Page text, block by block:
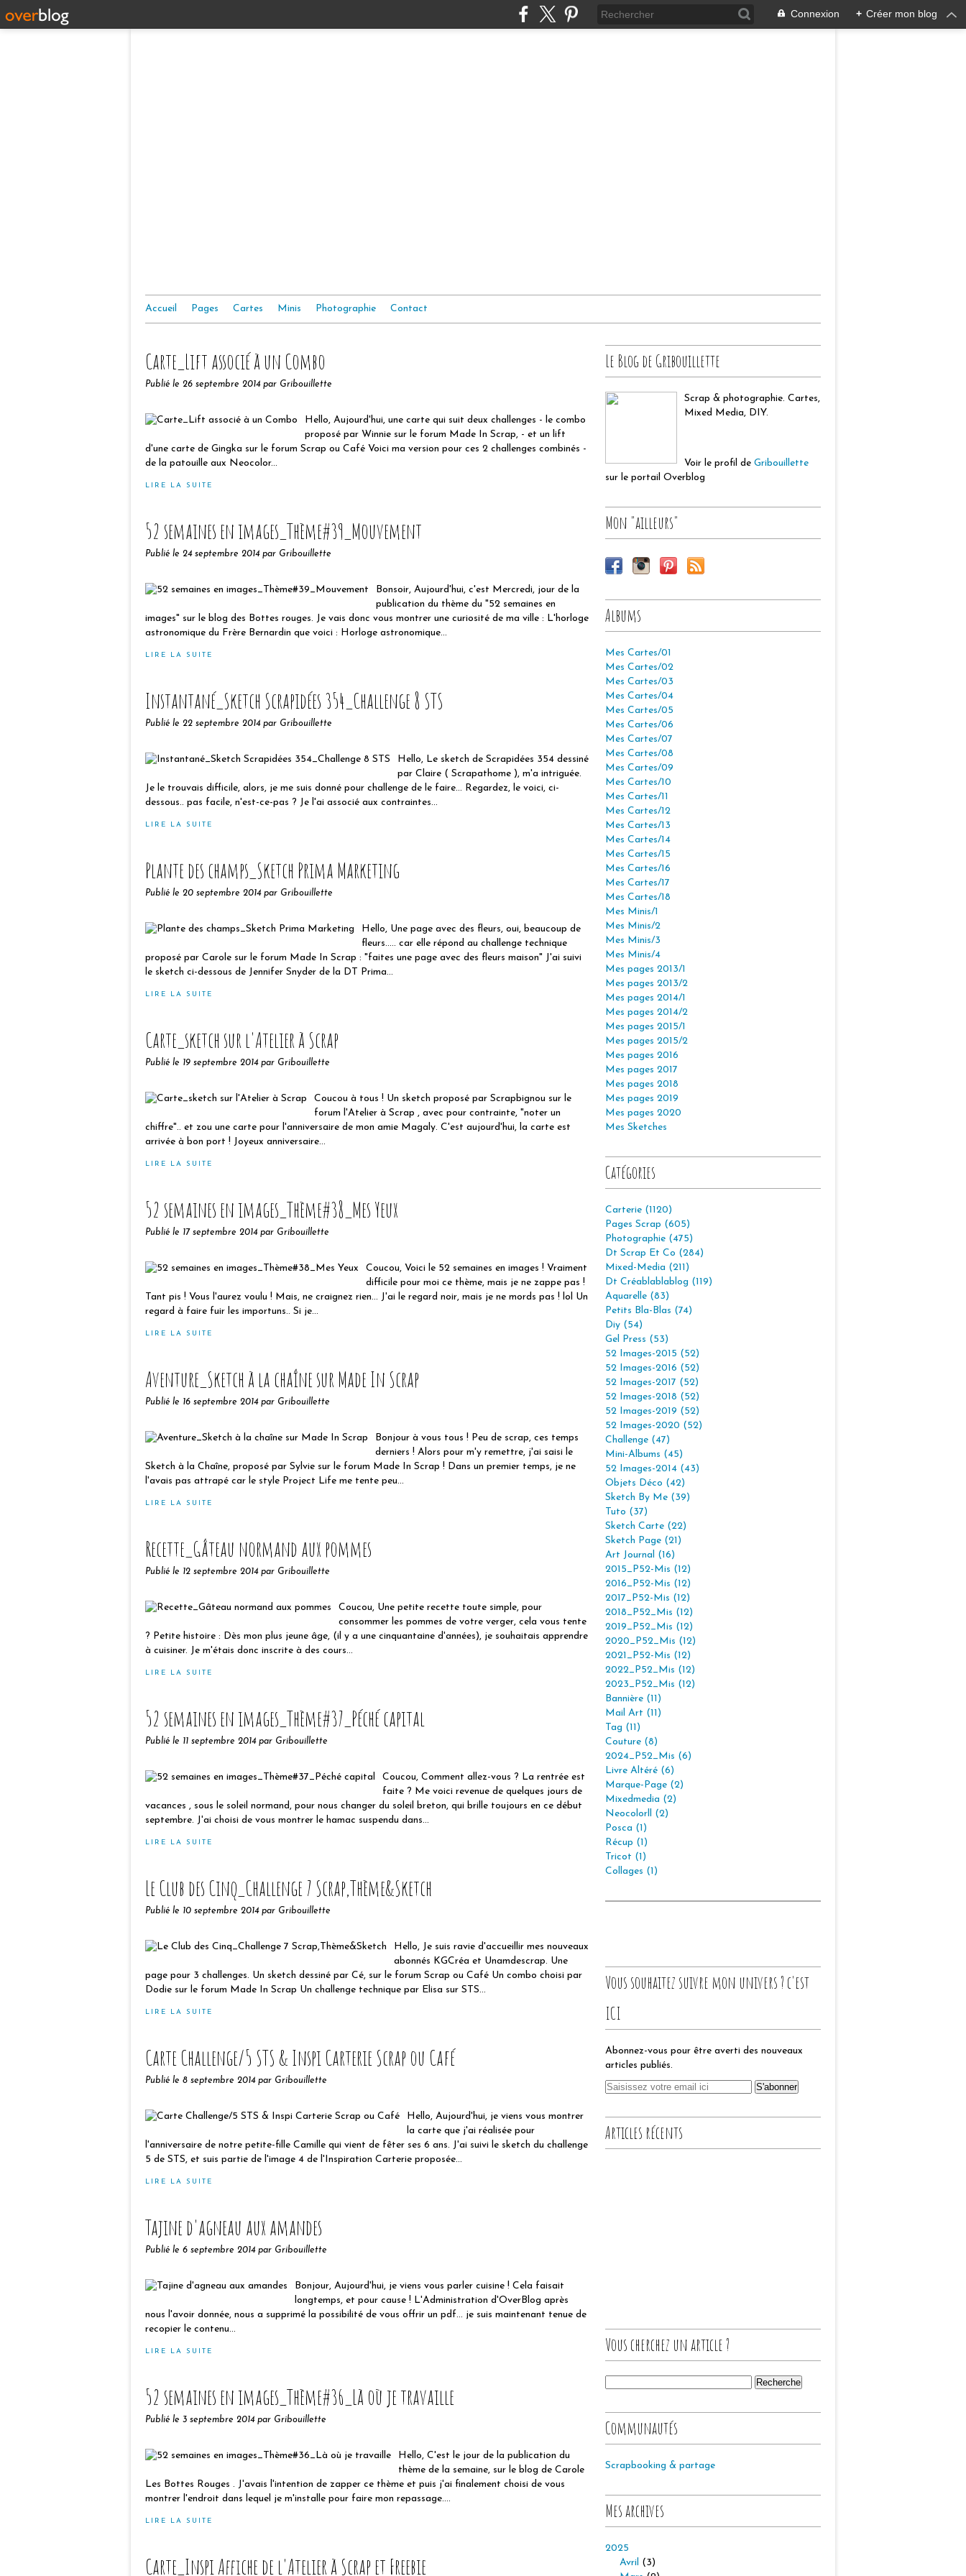
Connexion + Créer mon blog
Accueil Pages Cartes Minis Photographie Contact
Carte_Lift associé à un Combo
Publié le 26 septembre 2014 par Gribouillette
Hello, Aujourd'hui, une carte qui suit deux challenges - le combo
proposé par Winnie sur le forum Made In Scrap, - et un lift
d'une carte de Gingka sur le forum Scrap ou Café Voici ma version pour ces 2 challenges combinés -
de la patouille aux Neocolor...
LIRE LA SUITE
52 semaines en images_Thème#39_Mouvement
Publié le 24 septembre 2014 par Gribouillette
Bonsoir, Aujourd'hui, c'est Mercredi, jour de la
publication du thème du "52 semaines en
images" sur le blog des Bottes rouges. Je vais donc vous montrer une curiosité de ma ville : L'horloge
astronomique du Frère Bernardin que voici : Horloge astronomique...
LIRE LA SUITE
Instantané_Sketch Scrapidées 354_Challenge 8 STS
Publié le 22 septembre 2014 par Gribouillette
Hello, Le sketch de Scrapidées 354 dessiné
par Claire ( Scrapathome ), m'a intriguée.
Je le trouvais difficile, alors, je me suis donné pour challenge de le faire... Regardez, le voici, ci-
dessous.. pas facile, n'est-ce-pas ? Je l'ai associé aux contraintes...
LIRE LA SUITE
Plante des champs_Sketch Prima Marketing
Publié le 20 septembre 2014 par Gribouillette
Hello, Une page avec des fleurs, oui, beaucoup de
fleurs..... car elle répond au challenge technique
proposé par Carole sur le forum Made In Scrap : "faites une page avec des fleurs maison" J'ai suivi
le sketch ci-dessous de Jennifer Snyder de la DT Prima...
LIRE LA SUITE
Carte_sketch sur l'Atelier à Scrap
Publié le 19 septembre 2014 par Gribouillette
Coucou à tous ! Un sketch proposé par Scrapbignou sur le
forum l'Atelier à Scrap , avec pour contrainte, "noter un
chiffre".. et zou une carte pour l'anniversaire de mon amie Magaly. C'est aujourd'hui, la carte est
arrivée à bon port ! Joyeux anniversaire...
LIRE LA SUITE
52 semaines en images_Thème#38_Mes Yeux
Publié le 17 septembre 2014 par Gribouillette
Coucou, Voici le 52 semaines en images ! Vraiment
difficile pour moi ce thème, mais je ne zappe pas !
Tant pis ! Vous l'aurez voulu ! Mais, ne craignez rien... J'ai le regard noir, mais je ne mords pas ! lol Un
regard à faire fuir les importuns.. Si je...
LIRE LA SUITE
Aventure_Sketch à la chaîne sur Made In Scrap
Publié le 16 septembre 2014 par Gribouillette
Bonjour à vous tous ! Peu de scrap, ces temps
derniers ! Alors pour m'y remettre, j'ai saisi le
Sketch à la Chaîne, proposé par Sylvie sur le forum Made In Scrap ! Dans un premier temps, je ne
l'avais pas attrapé car le style Project Life me tente peu...
LIRE LA SUITE
Recette_Gâteau normand aux pommes
Publié le 12 septembre 2014 par Gribouillette
Coucou, Une petite recette toute simple, pour
consommer les pommes de votre verger, cela vous tente
? Petite histoire : Dès mon plus jeune âge, (il y a une cinquantaine d'années), je souhaitais apprendre
à cuisiner. Je m'étais donc inscrite à des cours...
LIRE LA SUITE
52 semaines en images_Thème#37_Péché capital
Publié le 11 septembre 2014 par Gribouillette
Coucou, Comment allez-vous ? La rentrée est
faite ? Me voici revenue de quelques jours de
vacances , sous le soleil normand, pour nous changer du soleil breton, qui brille toujours en ce début
septembre. J'ai choisi de vous montrer le hamac suspendu dans...
LIRE LA SUITE
Le Club des Cinq_Challenge 7 Scrap,Thème&Sketch
Publié le 10 septembre 2014 par Gribouillette
Hello, Je suis ravie d'accueillir mes nouveaux
abonnés KGCréa et Unamdescrap. Une
page pour 3 challenges. Un sketch dessiné par Cé, sur le forum Scrap ou Café Un combo choisi par
Dodie sur le forum Made In Scrap Un challenge technique par Elisa sur STS...
LIRE LA SUITE
Carte Challenge/5 STS & Inspi Carterie Scrap ou Café
Publié le 8 septembre 2014 par Gribouillette
Hello, Aujourd'hui, je viens vous montrer
la carte que j'ai réalisée pour
l'anniversaire de notre petite-fille Camille qui vient de fêter ses 6 ans. J'ai suivi le sketch du challenge
5 de STS, et suis partie de l'image 4 de l'Inspiration Carterie proposée...
LIRE LA SUITE
Tajine d'agneau aux amandes
Publié le 6 septembre 2014 par Gribouillette
Bonjour, Aujourd'hui, je viens vous parler cuisine ! Cela faisait
longtemps, et pour cause ! L'Administration d'OverBlog après
nous l'avoir donnée, nous a supprimé la possibilité de vous offrir un pdf... je suis maintenant tenue de
recopier le contenu...
LIRE LA SUITE
52 semaines en images_Thème#36_Là où je travaille
Publié le 3 septembre 2014 par Gribouillette
Hello, C'est le jour de la publication du
thème de la semaine, sur le blog de Carole
Les Bottes Rouges . J'avais l'intention de zapper ce thème et puis j'ai finalement choisi de vous
montrer l'endroit dans lequel je m'installe pour faire mon repassage....
LIRE LA SUITE
Carte_Inspi Affiche de l'Atelier à Scrap et Freebie
Le Blog de Gribouillette
Scrap & photographie. Cartes,
Mixed Media, DIY.
Voir le profil de Gribouillette
sur le portail Overblog
Mon "ailleurs"
Albums
Mes Cartes/01
Mes Cartes/02
Mes Cartes/03
Mes Cartes/04
Mes Cartes/05
Mes Cartes/06
Mes Cartes/07
Mes Cartes/08
Mes Cartes/09
Mes Cartes/10
Mes Cartes/11
Mes Cartes/12
Mes Cartes/13
Mes Cartes/14
Mes Cartes/15
Mes Cartes/16
Mes Cartes/17
Mes Cartes/18
Mes Minis/1
Mes Minis/2
Mes Minis/3
Mes Minis/4
Mes pages 2013/1
Mes pages 2013/2
Mes pages 2014/1
Mes pages 2014/2
Mes pages 2015/1
Mes pages 2015/2
Mes pages 2016
Mes pages 2017
Mes pages 2018
Mes pages 2019
Mes pages 2020
Mes Sketches
Catégories
Carterie (1120)
Pages Scrap (605)
Photographie (475)
Dt Scrap Et Co (284)
Mixed-Media (211)
Dt Créablablablog (119)
Aquarelle (83)
Petits Bla-Blas (74)
Diy (54)
Gel Press (53)
52 Images-2015 (52)
52 Images-2016 (52)
52 Images-2017 (52)
52 Images-2018 (52)
52 Images-2019 (52)
52 Images-2020 (52)
Challenge (47)
Mini-Albums (45)
52 Images-2014 (43)
Objets Déco (42)
Sketch By Me (39)
Tuto (37)
Sketch Carte (22)
Sketch Page (21)
Art Journal (16)
2015_P52-Mis (12)
2016_P52-Mis (12)
2017_P52-Mis (12)
2018_P52_Mis (12)
2019_P52_Mis (12)
2020_P52_Mis (12)
2021_P52-Mis (12)
2022_P52_Mis (12)
2023_P52_Mis (12)
Bannière (11)
Mail Art (11)
Tag (11)
Couture (8)
2024_P52_Mis (6)
Livre Altéré (6)
Marque-Page (2)
Mixedmedia (2)
Neocolorll (2)
Posca (1)
Récup (1)
Tricot (1)
Collages (1)
Vous souhaitez suivre mon univers ? c'est
ICI
Abonnez-vous pour être averti des nouveaux
articles publiés.
Articles récents
Vous cherchez un article ?
Communautés
Scrapbooking & partage
Mes archives
2025
Avril (3)